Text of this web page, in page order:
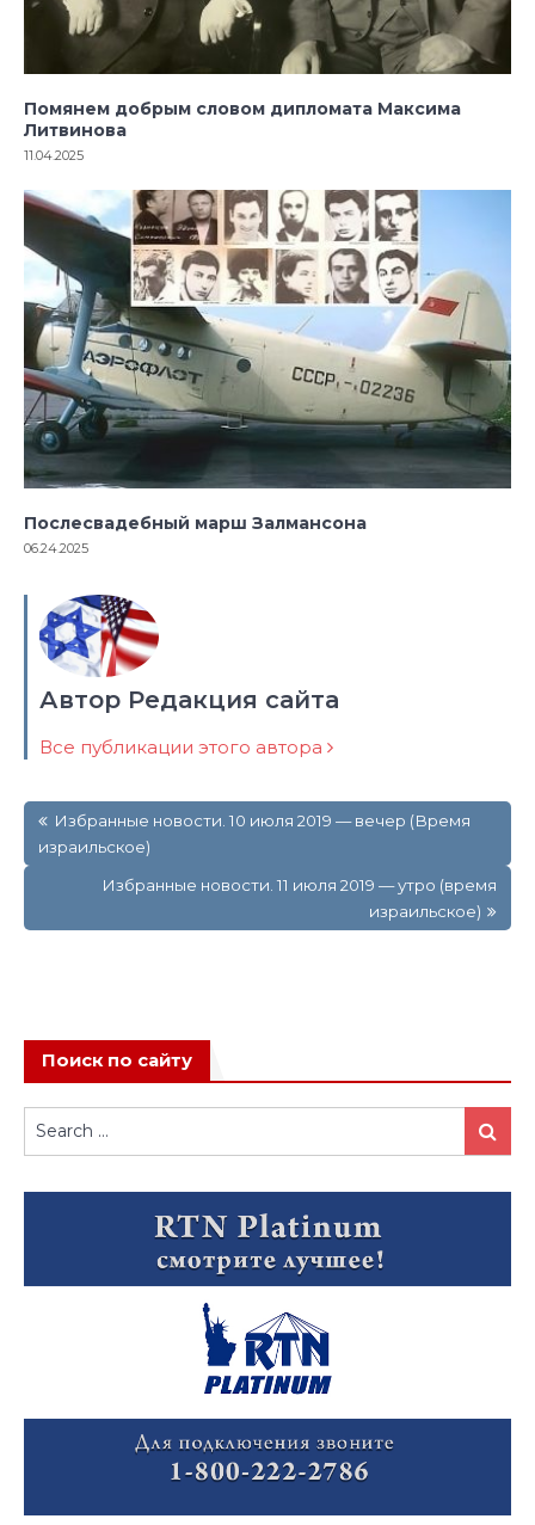
Помянем добрым словом дипломата Максима
Литвинова
11.04.2025
Послесвадебный марш Залмансона
06.24.2025
Автор Редакция сайта
Все публикации этого автора
по
записям
Избранные новости. 10 июля 2019 — вечер (Время
израильское)
Избранные новости. 11 июля 2019 — утро (время
израильское)
Поиск по сайту
Search
for:
Search